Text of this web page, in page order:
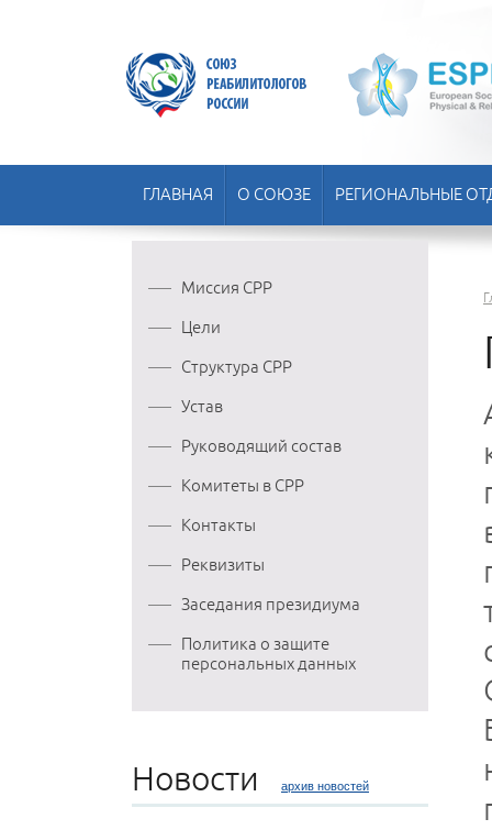
ГЛАВНАЯ О СОЮЗЕ РЕГИОНАЛЬНЫЕ
Миссия СРР
Цели
Структура СРР
Устав
Руководящий состав
Комитеты в СРР
Контакты
Реквизиты
Заседания президиума
Политика о защите
персональных данных
Новости архив новостей